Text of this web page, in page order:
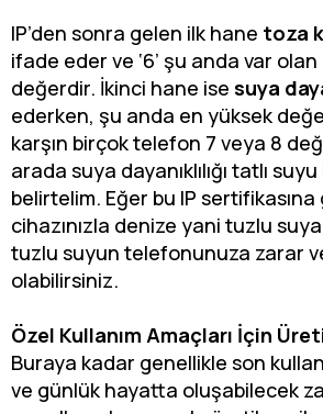
IP’den sonra gelen ilk hane toza
ifade eder ve ‘6’ şu anda var
değerdir. İkinci hane ise suya
ederken, şu anda en yüksek
karşın birçok telefon 7 veya 8
arada suya dayanıklılığı tatlı suyu
belirtelim. Eğer bu IP
cihazınızla denize yani tuzlu
tuzlu suyun telefonunuza zarar
olabilirsiniz.
Özel Kullanım Amaçları İçin
Buraya kadar genellikle son
ve günlük hayatta oluşabilecek